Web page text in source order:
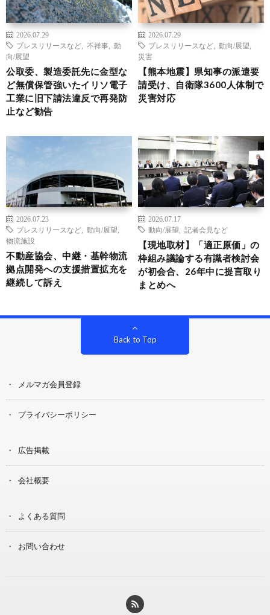
2026.07.29
プレスリリースなど
不祥事
動
向/展望
公取委、製造委託先に金型な
ど無償保管強いたイリソ電子
工業に旧下請法違反で再発防
止など勧告
2026.07.29
プレスリリースなど
動向/展望
災害
【熊本地震】県知事の派遣要
請受け、自衛隊3600人体制で
災害対応
2026.07.23
プレスリリースなど
動向/展望
物流施設
不動産協会、中継・基幹物流
拠点開発への支援措置拡充を
継続して訴え
2026.07.17
動向/展望
記者会見など
【現地取材】「適正原価」の
枠組み議論する有識者検討会
が初会合、26年中に提言取り
まとめへ
Back to Top
メルマガ会員登録
プライバシーポリシー
広告掲載
会社概要
よくある質問
お問い合わせ